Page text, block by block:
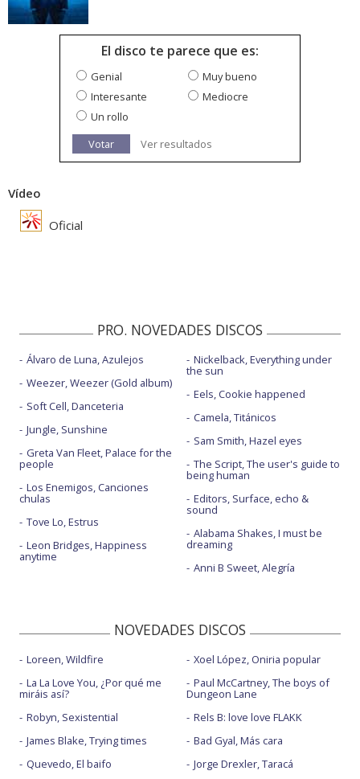
El disco te parece que es:
Genial
Muy bueno
Interesante
Mediocre
Un rollo
Votar
Ver resultados
Vídeo
Oficial
PRO. NOVEDADES DISCOS
Álvaro de Luna, Azulejos
Weezer, Weezer (Gold album)
Soft Cell, Danceteria
Jungle, Sunshine
Greta Van Fleet, Palace for the
people
Los Enemigos, Canciones
chulas
Tove Lo, Estrus
Leon Bridges, Happiness
anytime
Nickelback, Everything under
the sun
Eels, Cookie happened
Camela, Titánicos
Sam Smith, Hazel eyes
The Script, The user's guide to
being human
Editors, Surface, echo &
sound
Alabama Shakes, I must be
dreaming
Anni B Sweet, Alegría
NOVEDADES DISCOS
Loreen, Wildfire
La La Love You, ¿Por qué me
miráis así?
Robyn, Sexistential
James Blake, Trying times
Quevedo, El baifo
Xoel López, Oniria popular
Paul McCartney, The boys of
Dungeon Lane
Rels B: love love FLAKK
Bad Gyal, Más cara
Jorge Drexler, Taracá